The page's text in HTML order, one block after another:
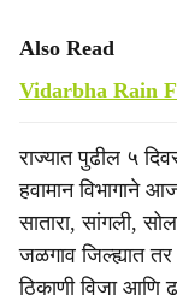
Also Read
Vidarbha Rain
राज्यात पुढील ५
हवामान विभागाने
सातारा, सांगली,
जळगाव जिल्ह्यात
ठिकाणी विजा आणि